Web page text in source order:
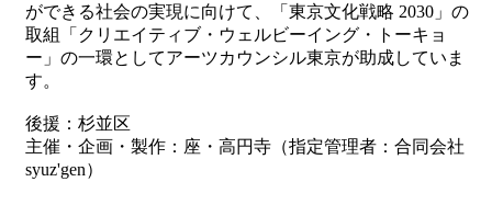
ができる社会の実現に向けて、「東京文化戦略 2030」の
取組「クリエイティブ・ウェルビーイング・トーキョ
ー」の一環としてアーツカウンシル東京が助成していま
す。
後援：杉並区
主催・企画・製作：座・高円寺（指定管理者：合同会社
syuz'gen）